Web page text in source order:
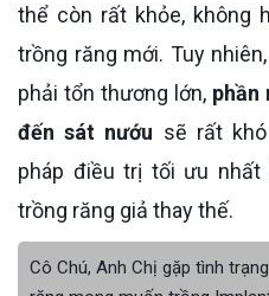
thể còn rất khỏe, không
trồng răng mới. Tuy
phải tổn thương lớn, phần
đến sát nướu sẽ rất
pháp điều trị tối ưu nhất
trồng răng giả thay thế.
Cô Chú, Anh Chị gặp tình